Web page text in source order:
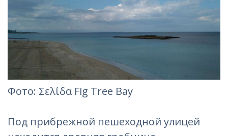
Фотo: Σελίδα Fig Tree Bay
Под прибрежной пешеходной улицей